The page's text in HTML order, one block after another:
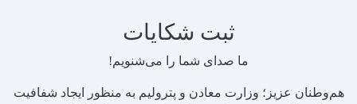
ثبت شکایات
ما صدای شما را می‌شنویم!
هم‌وطنان عزیز؛ وزارت معادن و پترولیم به منظور ایجاد شفافیت